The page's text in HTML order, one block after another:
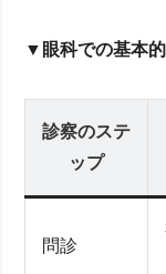
▼ 眼科での基本
診察のステ
ップ
問診